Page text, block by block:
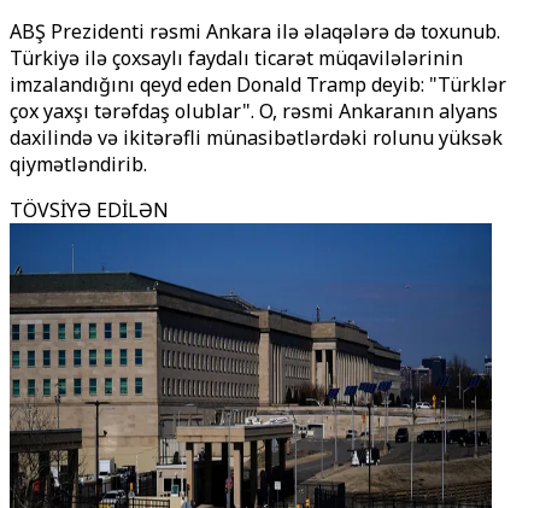
ABŞ Prezidenti rəsmi Ankara ilə əlaqələrə də toxunub.
Türkiyə ilə çoxsaylı faydalı ticarət müqavilələrinin
imzalandığını qeyd eden Donald Tramp deyib: "Türklər
çox yaxşı tərəfdaş olublar". O, rəsmi Ankaranın alyans
daxilində və ikitərəfli münasibətlərdəki rolunu yüksək
qiymətləndirib.
TÖVSİYƏ EDİLƏN